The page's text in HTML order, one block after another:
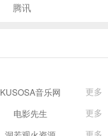
腾讯
KUSOSA音乐网
更多
电影先生
更多
更多